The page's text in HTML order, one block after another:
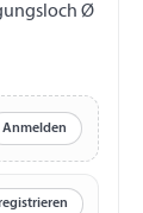
Ø
Anmelden